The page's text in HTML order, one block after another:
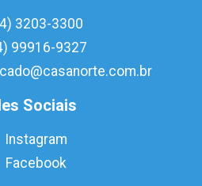
3203-3300
99916-9327
Sociais
Instagram
Facebook